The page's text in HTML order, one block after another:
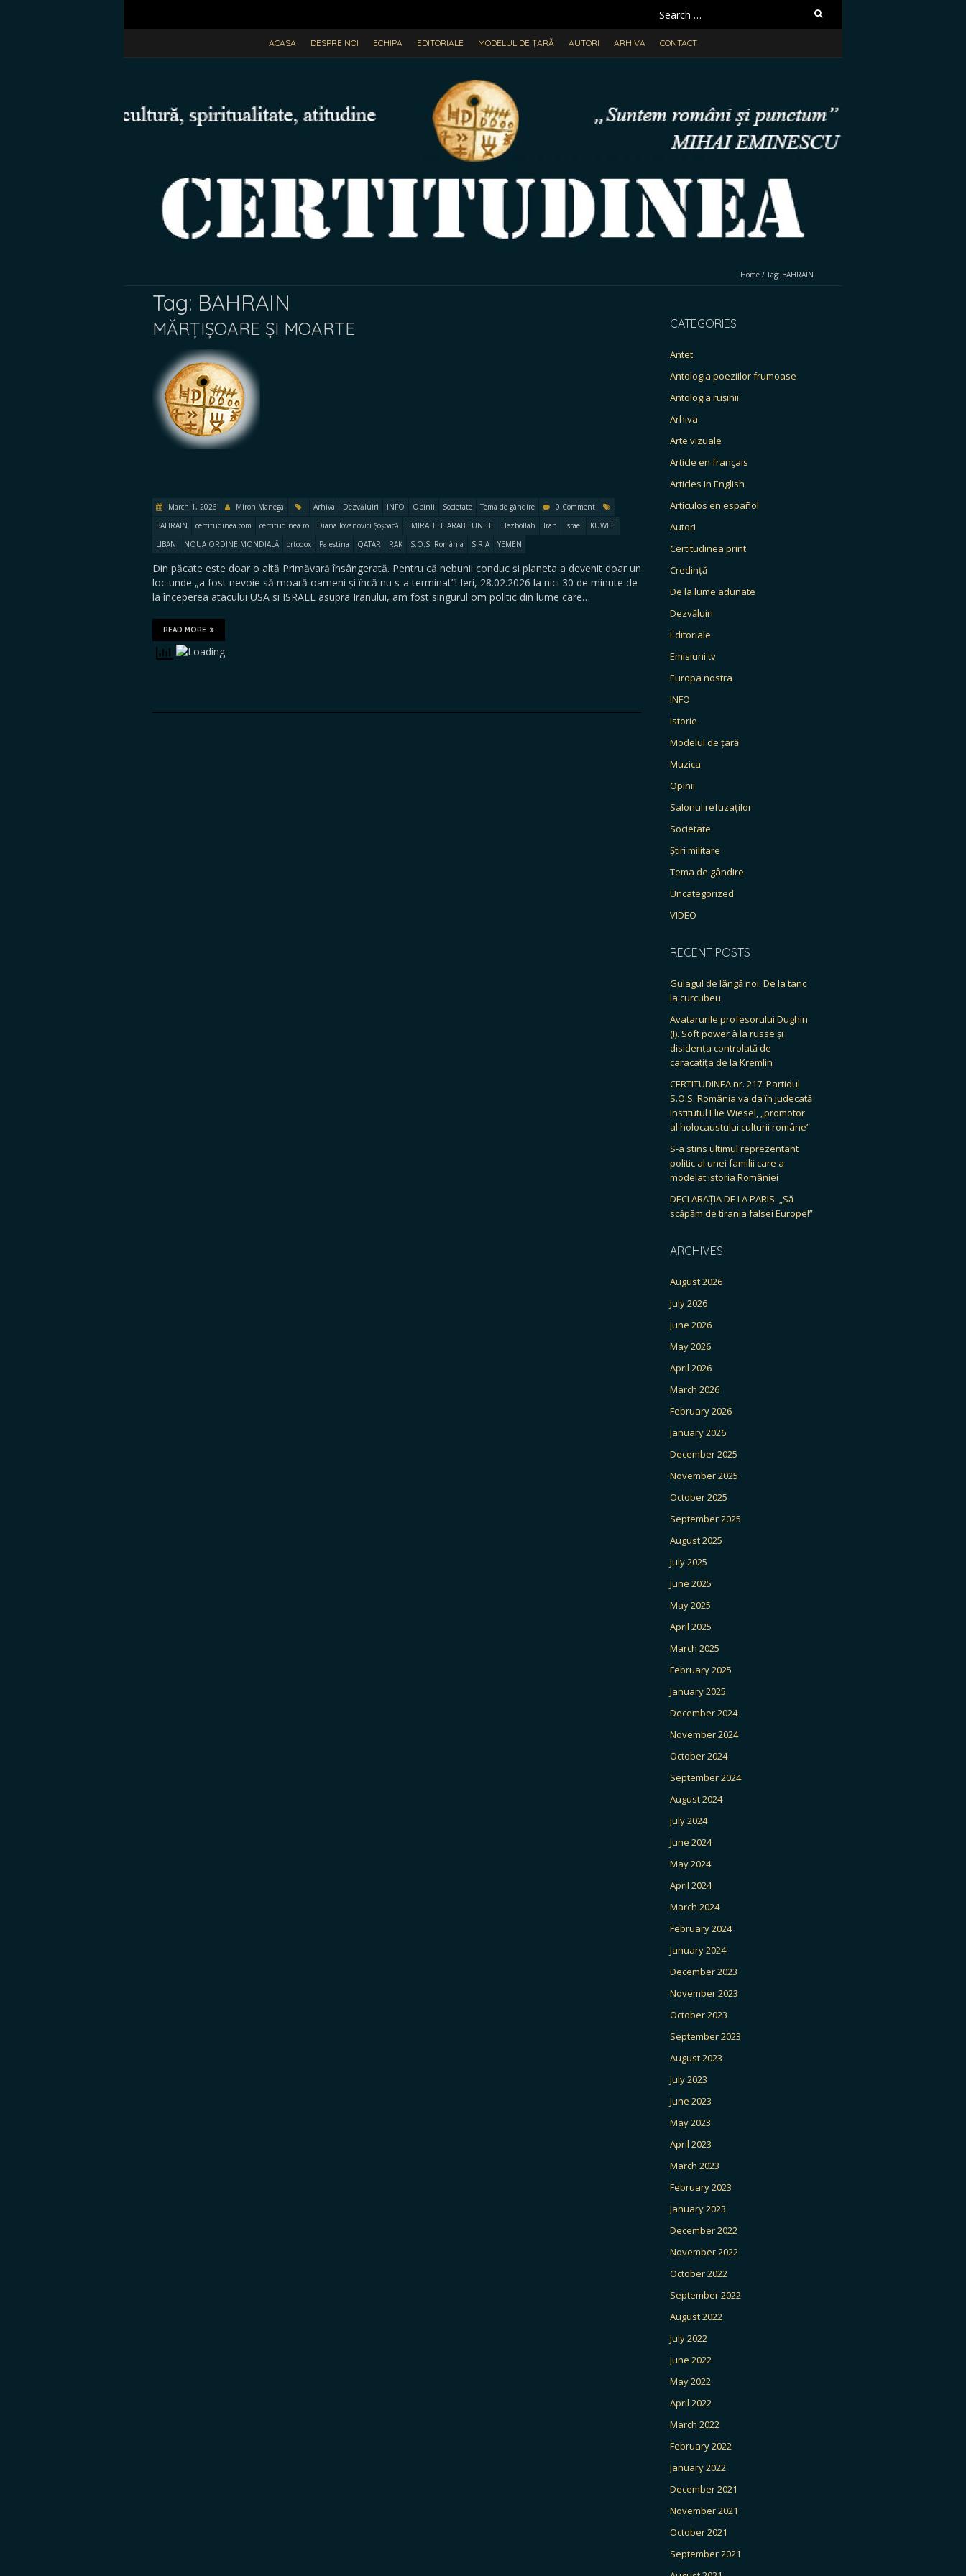
Search
for:
ACASA DESPRE NOI ECHIPA EDITORIALE MODELUL DE ȚARĂ AUTORI ARHIVA CONTACT
Home / Tag: BAHRAIN
Tag: BAHRAIN
MĂRȚIȘOARE ȘI MOARTE
March 1, 2026 Miron Manega Arhiva Dezvăluiri INFO Opinii Societate Tema de gândire
0 Comment
BAHRAIN
certitudinea.com certitudinea.ro Diana Iovanovici Șoșoacă EMIRATELE ARABE UNITE Hezbollah Iran Israel
KUWEIT
LIBAN
NOUA ORDINE MONDIALĂ ortodox Palestina QATAR RAK S.O.S. România SIRIA YEMEN
Din păcate este doar o altă Primăvară însângerată. Pentru că nebunii conduc și planeta a devenit doar un
loc unde „a fost nevoie să moară oameni și încă nu s-a terminat”! Ieri, 28.02.2026 la nici 30 de minute de
la începerea atacului USA si ISRAEL asupra Iranului, am fost singurul om politic din lume care…
READ MORE
CATEGORIES
Antet
Antologia poeziilor frumoase
Antologia rușinii
Arhiva
Arte vizuale
Article en français
Articles in English
Artículos en español
Autori
Certitudinea print
Credință
De la lume adunate
Dezvăluiri
Editoriale
Emisiuni tv
Europa nostra
INFO
Istorie
Modelul de țară
Muzica
Opinii
Salonul refuzaților
Societate
Știri militare
Tema de gândire
Uncategorized
VIDEO
RECENT POSTS
Gulagul de lângă noi. De la tanc
la curcubeu
Avatarurile profesorului Dughin
(I). Soft power à la russe și
disidența controlată de
caracatița de la Kremlin
CERTITUDINEA nr. 217. Partidul
S.O.S. România va da în judecată
Institutul Elie Wiesel, „promotor
al holocaustului culturii române”
S-a stins ultimul reprezentant
politic al unei familii care a
modelat istoria României
DECLARAȚIA DE LA PARIS: „Să
scăpăm de tirania falsei Europe!”
ARCHIVES
August 2026
July 2026
June 2026
May 2026
April 2026
March 2026
February 2026
January 2026
December 2025
November 2025
October 2025
September 2025
August 2025
July 2025
June 2025
May 2025
April 2025
March 2025
February 2025
January 2025
December 2024
November 2024
October 2024
September 2024
August 2024
July 2024
June 2024
May 2024
April 2024
March 2024
February 2024
January 2024
December 2023
November 2023
October 2023
September 2023
August 2023
July 2023
June 2023
May 2023
April 2023
March 2023
February 2023
January 2023
December 2022
November 2022
October 2022
September 2022
August 2022
July 2022
June 2022
May 2022
April 2022
March 2022
February 2022
January 2022
December 2021
November 2021
October 2021
September 2021